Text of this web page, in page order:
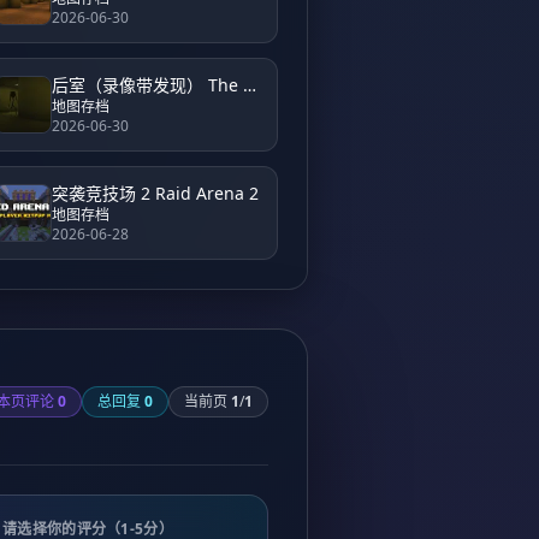
2026-06-30
后室（录像带发现） The Backrooms (Found Footage)
地图存档
2026-06-30
突袭竞技场 2 Raid Arena 2
地图存档
2026-06-28
页评论0 总回复 0 当前页 1/1
请选择你的评分（1-5分）